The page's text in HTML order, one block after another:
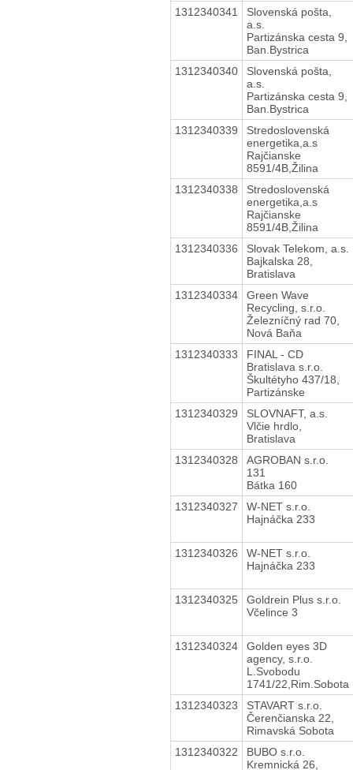
1312340341
Slovenská pošta,
a.s.
Partizánska cesta 9,
Ban.Bystrica
1312340340
Slovenská pošta,
a.s.
Partizánska cesta 9,
Ban.Bystrica
1312340339
Stredoslovenská
energetika,a.s
Rajčianske
8591/4B,Žilina
1312340338
Stredoslovenská
energetika,a.s
Rajčianske
8591/4B,Žilina
1312340336
Slovak Telekom, a.s.
Bajkalska 28,
Bratislava
1312340334
Green Wave
Recycling, s.r.o.
Železníčný rad 70,
Nová Baňa
1312340333
FINAL - CD
Bratislava s.r.o.
Škultétyho 437/18,
Partizánske
1312340329
SLOVNAFT, a.s.
Vlčie hrdlo,
Bratislava
1312340328
AGROBAN s.r.o.
131
Bátka 160
1312340327
W-NET s.r.o.
Hajnáčka 233
1312340326
W-NET s.r.o.
Hajnáčka 233
1312340325
Goldrein Plus s.r.o.
Včelince 3
1312340324
Golden eyes 3D
agency, s.r.o.
L.Svobodu
1741/22,Rim.Sobota
1312340323
STAVART s.r.o.
Čerenčianska 22,
Rimavská Sobota
1312340322
BUBO s.r.o.
Kremnická 26,